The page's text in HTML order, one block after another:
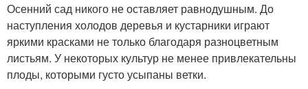
Осенний сад никого не оставляет равнодушным. До
наступления холодов деревья и кустарники играют
яркими красками не только благодаря разноцветным
листьям. У некоторых культур не менее привлекательны
плоды, которыми густо усыпаны ветки.